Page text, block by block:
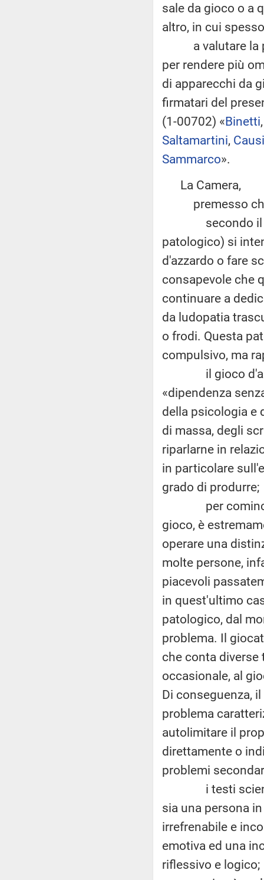
sale da gioco o a
altro, in cui
a valutare la
per rendere più
di apparecchi da
firmatari del
(1-00702) «Binetti
Saltamartini,
Sammarco».
La Camera,
premesso
secondo il
patologico) si
d'azzardo o fare
consapevole che
continuare a
da ludopatia
o frodi. Questa
compulsivo, ma
il gioco
«dipendenza
della psicologia e
di massa, degli
riparlarne in
in particolare
grado di produrre;
per
gioco, è
operare una
molte persone,
piacevoli
in quest'ultimo
patologico, dal
problema. Il
che conta
occasionale, al
Di conseguenza,
problema
autolimitare il
direttamente o
problemi
i testi
sia una persona
irrefrenabile e
emotiva ed una
riflessivo e logico;